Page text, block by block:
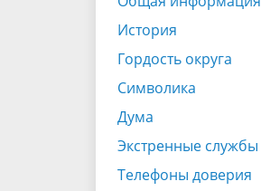
История
Гордость округа
Символика
Дума
Экстренные службы
Телефоны доверия